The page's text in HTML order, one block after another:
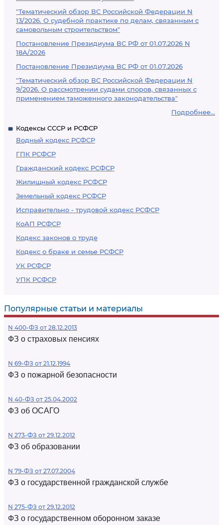
"Тематический обзор ВС Российской Федерации N
13/2026. О судебной практике по делам, связанным с
самовольным строительством"
Постановление Президиума ВС РФ от 01.07.2026 N
18А/2026
Постановление Президиума ВС РФ от 01.07.2026
"Тематический обзор ВС Российской Федерации N
9/2026. О рассмотрении судами споров, связанных с
применением таможенного законодательства"
Подробнее...
Кодексы СССР и РСФСР
Водный кодекс РСФСР
ГПК РСФСР
Гражданский кодекс РСФСР
Жилищный кодекс РСФСР
Земельный кодекс РСФСР
Исправительно - трудовой кодекс РСФСР
КоАП РСФСР
Кодекс законов о труде
Кодекс о браке и семье РСФСР
УК РСФСР
УПК РСФСР
Популярные статьи и материалы
N 400-ФЗ от 28.12.2013
ФЗ о страховых пенсиях
N 69-ФЗ от 21.12.1994
ФЗ о пожарной безопасности
N 40-ФЗ от 25.04.2002
ФЗ об ОСАГО
N 273-ФЗ от 29.12.2012
ФЗ об образовании
N 79-ФЗ от 27.07.2004
ФЗ о государственной гражданской службе
N 275-ФЗ от 29.12.2012
ФЗ о государственном оборонном заказе